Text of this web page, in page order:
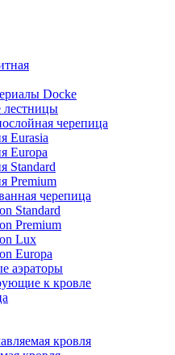
Docke
лестницы
черепица
Eurasia
Europa
Standard
Premium
черепица
Standard
Premium
Lux
Europa
аэраторы
к кровле
кровля